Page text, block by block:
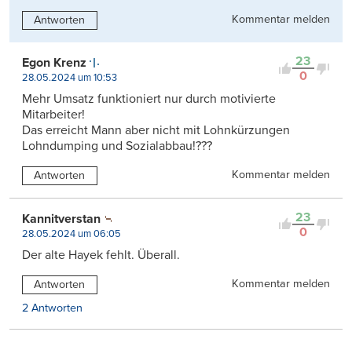
Antworten Kommentar melden
23
0
Egon Krenz
28.05.2024 um 10:53
Mehr Umsatz funktioniert nur durch motivierte
Mitarbeiter!
Das erreicht Mann aber nicht mit Lohnkürzungen
Lohndumping und Sozialabbau!???
Antworten Kommentar melden
23
0
Kannitverstan
28.05.2024 um 06:05
Der alte Hayek fehlt. Überall.
Antworten
Kommentar melden
2 Antworten